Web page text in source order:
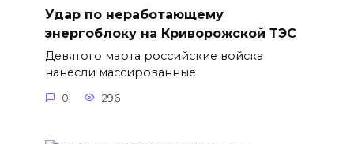
Удар по неработающему
энергоблоку на Криворожской ТЭС
Девятого марта российские войска
нанесли массированные
0 296